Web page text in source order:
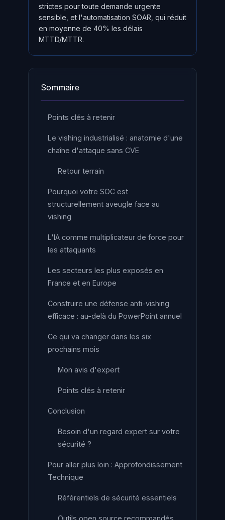
strictes pour toute demande urgente
sensible, et l'automatisation SOAR, qui réduit
en moyenne de 40% les délais
MTTD/MTTR.
Sommaire
Points clés à retenir
Le vishing industrialisé : anatomie d'une
chaîne d'attaque sans CVE
Retour terrain
Pourquoi votre SOC est
structurellement aveugle face au
vishing
L'IA comme multiplicateur de force pour
les attaquants
Les secteurs les plus exposés en
France et en Europe
Construire une défense anti-vishing
efficace : au-delà du PowerPoint annuel
Ce qui va changer dans les six
prochains mois
Mon avis d'expert
Points clés à retenir
Conclusion
Besoin d'un regard expert sur votre
sécurité ?
Pour aller plus loin : Approfondissement
Technique
Référentiels de sécurité essentiels
Outils open source recommandés